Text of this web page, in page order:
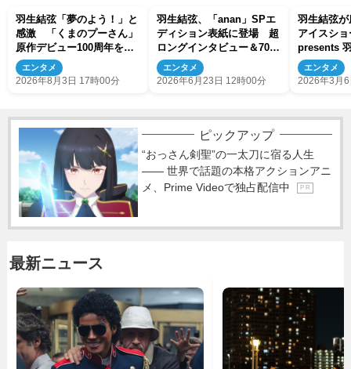
羽生結弦「夢のよう！」と
感激 「くまのプーさん」
原作デビュー100周年を記
念した特別コラボが実現
エンタメ
2026年8月3日 17時00分
羽生結弦、「anan」SPエ
ディション表紙に登場 超
ロングインタビュー＆70問
70答も掲載
エンタメ
2026年6月23日 12時00分
羽生結弦
アイスシ
presents
stellata
放題独占
エンタメ
2026年3月
ピックアップ
“おっさん剣聖”の一太刀に宿る人生
―― 世界で話題の本格アクションアニ
メ、Prime Videoで独占配信中
P R
最新ニュース